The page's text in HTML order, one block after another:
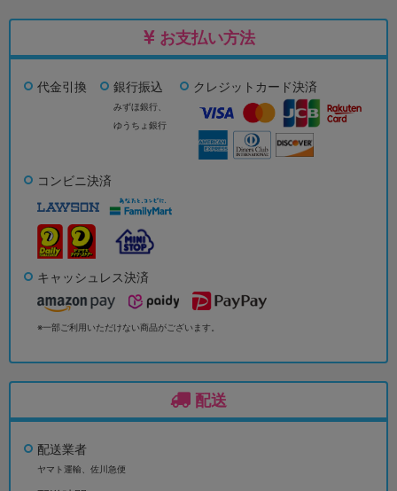
お支払い方法
代金引換 銀行振込
みずほ銀行、
ゆうちょ銀行
クレジットカード決済
コンビニ決済
キャッシュレス決済
※一部ご利用いただけない商品がございます。
配送
配送業者
ヤマト運輸、佐川急便